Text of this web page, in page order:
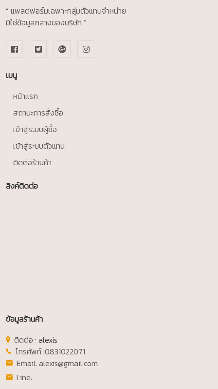
“ แพลตฟอร์มเฉพาะกลุ่มตัวแทนจำหน่าย
มิใช่ข้อมูลกลางของบริษัท ”
เมนู
หน้าแรก
สถานะการสั่งซื้อ
เข้าสู่ระบบผู้ซื้อ
เข้าสู่ระบบตัวแทน
ติดต่อร้านค้า
ลิงค์ติดต่อ
ข้อมูลร้านค้า
ติดต่อ : alexis
โทรศัพท์ :0831022071
Email: alexis@gmail.com
Line: